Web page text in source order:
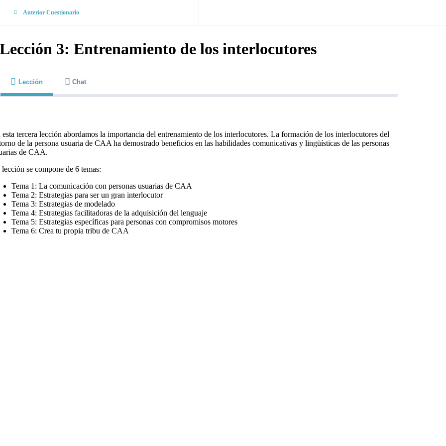
Anterior Cuestionario
Lección 3: Entrenamiento de los interlocutores
Lección Chat
esta tercera lección abordamos la importancia del entrenamiento de los interlocutores. La formación de los interlocutores del
de la persona usuaria de CAA ha demostrado beneficios en las habilidades comunicativas y lingüísticas de las personas
de CAA.
se compone de 6 temas:
Tema 1: La comunicación con personas usuarias de CAA
Tema 2: Estrategias para ser un gran interlocutor
Tema 3: Estrategias de modelado
Tema 4: Estrategias facilitadoras de la adquisición del lenguaje
Tema 5: Estrategias específicas para personas con compromisos motores
Tema 6: Crea tu propia tribu de CAA